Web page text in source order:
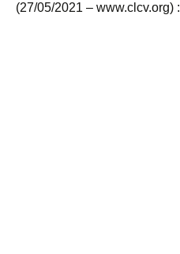
(27/05/2021 – www.clcv.org) :